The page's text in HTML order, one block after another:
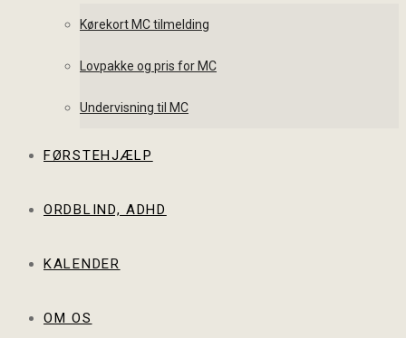
Kørekort MC tilmelding
Lovpakke og pris for MC
Undervisning til MC
FØRSTEHJÆLP
ORDBLIND, ADHD
KALENDER
OM OS